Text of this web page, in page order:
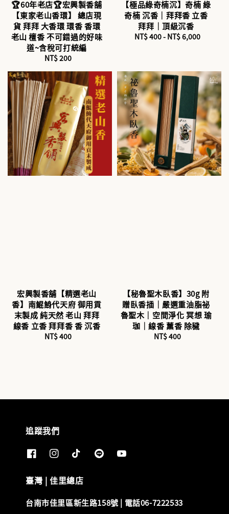
🏆60年老店🏆宏興製香舖
【東家老山香環】 總店現
貨 拜拜 大香環 環香 香環
老山 檀香 不可錯過的好味
道~含稅可打統編
Regular
price
NT$ 200
【極品綠奇楠沉】奇楠 綠
奇楠 沉香｜拜拜香 立香
拜拜｜頂級沉香
Regular
NT$ 400- NT$ 6,000
宏興製香舖【精選老山
香】南鯤鯓代天府 御用貢
末製成 純天然 老山 拜拜
線香 立香 拜拜香 香 沉香
Regular
NT$ 400
【秘魯聖木臥香】30g 附
贈臥香插｜嚴選重油脂祕
魯聖木｜空間淨化 冥想 瑜
珈｜線香 薰香 除穢
Regular
NT$ 400
追蹤我們
臺灣 | 佳里總店
台南市佳里區新生路158號 | 電話06-7222533